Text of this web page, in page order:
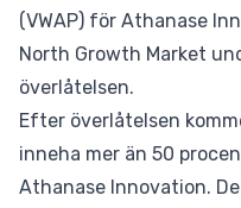
(VWAP) för Athanase
North Growth Market
överlåtelsen.
Efter överlåtelsen
inneha mer än 50
Athanase Innovation.